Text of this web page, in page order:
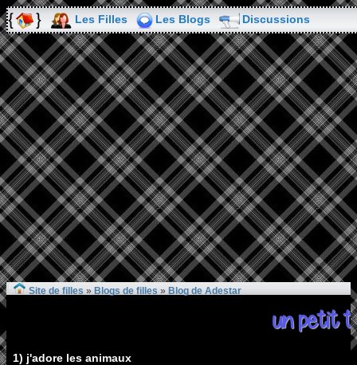
Les Filles Les Blogs Discussions
Site de filles » Blogs de filles » Blog de Adestar
un petit
1) j'adore les animaux